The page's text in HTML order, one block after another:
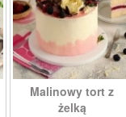
Malinowy tort z
żelką